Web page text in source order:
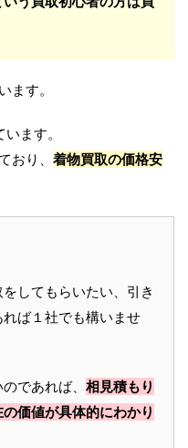
ます。
ます。
おり、 着物買取の価格安
してもらいたい、引き
ば１社でも構いませ
であれば、 相見積もり
価値が具体的にわかり